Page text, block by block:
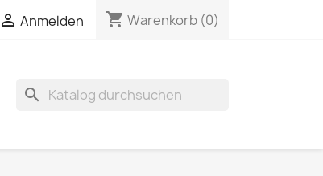
 Anmelden shopping_cart Warenkorb (0)
search